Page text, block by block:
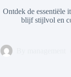
Ontdek de essentiële
blijf stijlvol en